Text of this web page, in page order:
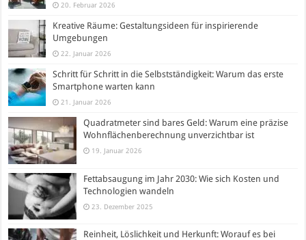
20. Februar 2026
Kreative Räume: Gestaltungsideen für inspirierende
Umgebungen
22. Januar 2026
Schritt für Schritt in die Selbstständigkeit: Warum das erste
Smartphone warten kann
21. Januar 2026
Quadratmeter sind bares Geld: Warum eine präzise
Wohnflächenberechnung unverzichtbar ist
19. Januar 2026
Fettabsaugung im Jahr 2030: Wie sich Kosten und
Technologien wandeln
23. Dezember 2025
Reinheit, Löslichkeit und Herkunft: Worauf es bei